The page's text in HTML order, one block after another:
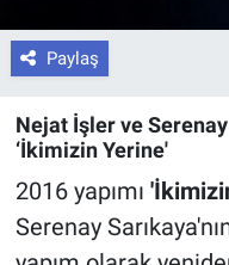
Paylaş
Nejat İşler ve
‘İkimizin Yerine'
2016 yapımı
Serenay